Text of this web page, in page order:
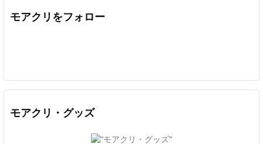
モアクリをフォロー
モアクリ・グッズ